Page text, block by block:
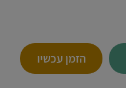
הזמן עכשיו